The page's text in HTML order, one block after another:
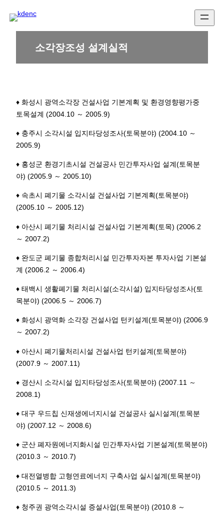
텐
소각장조성 설계실적
♦ 화성시 광역소각장 건설사업 기본계획 및 환경영향평가중
토목설계 (2004.10 ～ 2005.9)
♦ 충주시 소각시설 입지타당성조사(토목분야) (2004.10 ～
2005.9)
♦ 홍성군 환경기초시설 건설공사 민간투자사업 설계(토목분
야) (2005.9 ～ 2005.10)
♦ 속초시 폐기물 소각시설 건설사업 기본계획(토목분야)
(2005.10 ～ 2005.12)
♦ 아산시 폐기물 처리시설 건설사업 기본계획(토목) (2006.2
～ 2007.2)
♦ 완도군 폐기물 종합처리시설 민간투자자본 투자사업 기본설
계 (2006.2 ～ 2006.4)
♦ 태백시 생활폐기물 처리시설(소각시설) 입지타당성조사(토
목분야) (2006.5 ～ 2006.7)
♦ 화성시 광역화 소각장 건설사업 턴키설계(토목분야) (2006.9
～ 2007.2)
♦ 아산시 폐기물처리시설 건설사업 턴키설계(토목분야)
(2007.9 ～ 2007.11)
♦ 경산시 소각시설 입지타당성조사(토목분야) (2007.11 ～
2008.1)
♦ 대구 우드칩 신재생에너지시설 건설공사 실시설계(토목분
야) (2007.12 ～ 2008.6)
♦ 군산 폐자원에너지화시설 민간투자사업 기본설계(토목분야)
(2010.3 ～ 2010.7)
♦ 대전열병합 고형연료에너지 구축사업 실시설계(토목분야)
(2010.5 ～ 2011.3)
♦ 청주권 광역소각시설 증설사업(토목분야) (2010.8 ～